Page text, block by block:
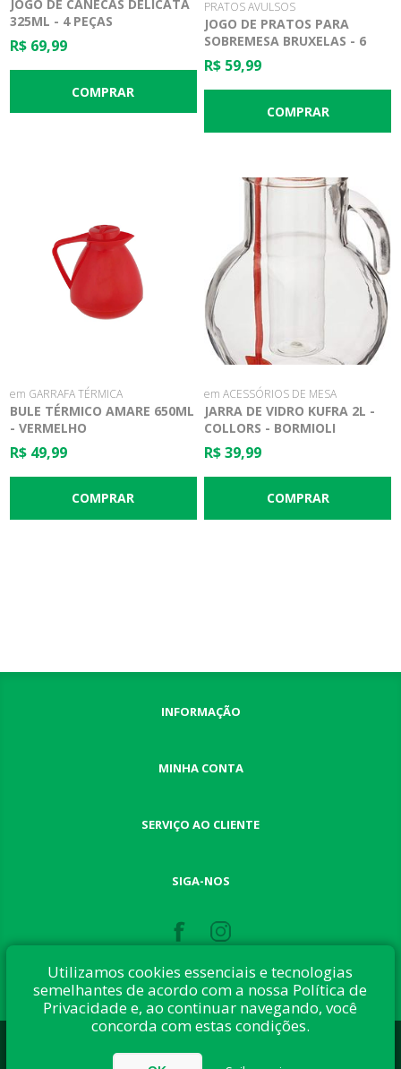
JOGO DE CANECAS DELICATA
325ML - 4 PEÇAS
R$ 69,99
PRATOS AVULSOS
JOGO DE PRATOS PARA
SOBREMESA BRUXELAS - 6
PEÇAS
R$ 59,99
em GARRAFA TÉRMICA
BULE TÉRMICO AMARE 650ML
- VERMELHO
R$ 49,99
em ACESSÓRIOS DE MESA
JARRA DE VIDRO KUFRA 2L -
COLLORS - BORMIOLI
R$ 39,99
INFORMAÇÃO
MINHA CONTA
SERVIÇO AO CLIENTE
SIGA-NOS
Desenvolvido com:nopCommerce
Direitos autorais © 2026 Button Shop. Todos direitos reservados.
Utilizamos cookies essenciais e tecnologias
semelhantes de acordo com a nossa Política de
Privacidade e, ao continuar navegando, você
concorda com estas condições.